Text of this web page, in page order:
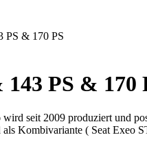
PS & 170 PS
PS & 170
wird seit 2009 produziert und
Kombivariante ( Seat Exeo